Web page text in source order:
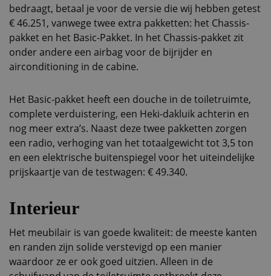
bedraagt, betaal je voor de versie die wij hebben getest
€ 46.251, vanwege twee extra pakketten: het Chassis-
pakket en het Basic-Pakket. In het Chassis-pakket zit
onder andere een airbag voor de bijrijder en
airconditioning in de cabine.
Het Basic-pakket heeft een douche in de toiletruimte,
complete verduistering, een Heki-dakluik achterin en
nog meer extra’s. Naast deze twee pakketten zorgen
een radio, verhoging van het totaalgewicht tot 3,5 ton
en een elektrische buitenspiegel voor het uiteindelijke
prijskaartje van de testwagen: € 49.340.
Interieur
Het meubilair is van goede kwaliteit: de meeste kanten
en randen zijn solide verstevigd op een manier
waardoor ze er ook goed uitzien. Alleen in de